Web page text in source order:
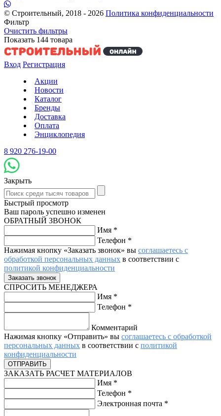
© Строительный, 2018 - 2026 Политика конфиденциальности
Фильтр
Очистить фильтры
Показать 144 товара
Вход Регистрация
Акции
Новости
Каталог
Бренды
Доставка
Оплата
Энциклопедия
8 920 276-19-00
Закрыть
Быстрый просмотр
Ваш пароль успешно изменен
ОБРАТНЫЙ ЗВОНОК
Имя *
Телефон *
Нажимая кнопку «Заказать звонок» вы соглашаетесь с
обработкой персональных данных в соответствии с
политикой конфиденциальности
СПРОСИТЬ МЕНЕДЖЕРА
Имя *
Телефон *
Комментарий
Нажимая кнопку «Отправить» вы соглашаетесь с обработкой
персональных данных в соответствии с политикой
конфиденциальности
ЗАКАЗАТЬ РАСЧЕТ МАТЕРИАЛОВ
Имя *
Телефон *
Электронная почта *